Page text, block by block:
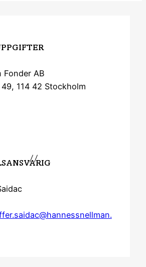
Fonder AB
114 42 Stockholm